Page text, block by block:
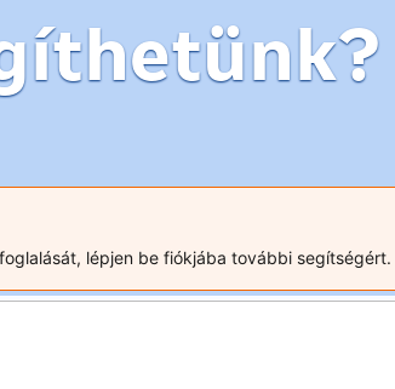
lépjen be fiókjába további segítségért.